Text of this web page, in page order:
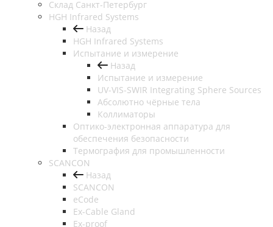
Cклад Санкт-Петербург
HGH Infrared Systems
Назад
HGH Infrared Systems
Испытание и измерение
Назад
Испытание и измерение
UV-VIS-SWIR Integrating Sphere Sources
Абсолютно чёрные тела
Коллиматоры
Оптико-электронная аппаратура для
обеспечения безопасности
Термография для промышленности
SCANCON
Назад
SCANCON
eCode
Ex-Cable Gland
Ex-proof